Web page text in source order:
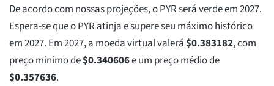
De acordo com nossas projeções, o PYR será verde em 2027.
Espera-se que o PYR atinja e supere seu máximo histórico
em 2027. Em 2027, a moeda virtual valerá$0.383182, com
preço mínimo de$0.340606e um preço médio de
$0.357636.